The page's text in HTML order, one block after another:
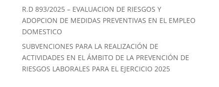
R.D 893/2025 – EVALUACION DE RIESGOS Y
ADOPCION DE MEDIDAS PREVENTIVAS EN EL EMPLEO
DOMESTICO
SUBVENCIONES PARA LA REALIZACIÓN DE
ACTIVIDADES EN EL ÁMBITO DE LA PREVENCIÓN DE
RIESGOS LABORALES PARA EL EJERCICIO 2025